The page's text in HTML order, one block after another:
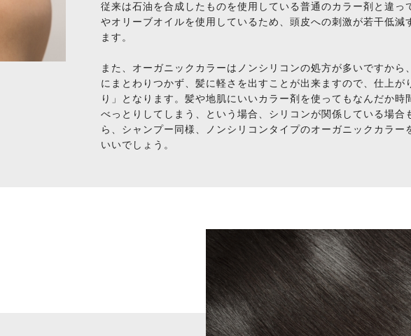
従来は石油を合成したものを使用している普通のカラー剤と違っ
やオリーブオイルを使用しているため、頭皮への刺激が若干低減
ます。
また、オーガニックカラーはノンシリコンの処方が多いですから
にまとわりつかず、髪に軽さを出すことが出来ますので、仕上が
り」となります。髪や地肌にいいカラー剤を使ってもなんだか時
べっとりしてしまう、という場合、シリコンが関係している場合
ら、シャンプー同様、ノンシリコンタイプのオーガニックカラー
いいでしょう。